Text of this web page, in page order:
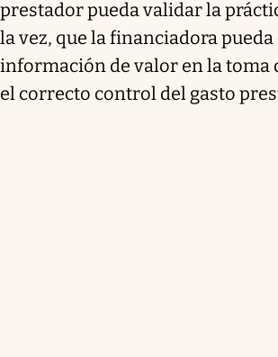
prestador pueda validar la
la vez, que la financiadora
información de valor en la toma
el correcto control del gasto